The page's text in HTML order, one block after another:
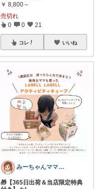
￥ 8,800～
売切れ
0 0 21
コレ いいね
みーちゃんママROOM
🎁【365日出荷＆当店限定特典